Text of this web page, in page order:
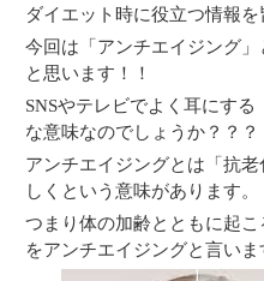
ダイエット時に役立つ情報を
今回は「アンチエイジング
と思います！！
SNSやテレビでよく耳にす
な意味なのでしょうか？？？
アンチエイジングとは「抗
しくという意味があります。
つまり体の加齢とともに起
をアンチエイジングと言いま